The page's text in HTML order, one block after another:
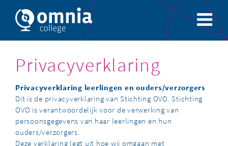
Privacyverklaring
Privacyverklaring leerlingen en ouders/verzorgers
Dit is de privacyverklaring van Stichting OVO. Stichting
OVO is verantwoordelijk voor de verwerking van
persoonsgegevens van haar leerlingen en hun
ouders/verzorgers.
Deze verklaring legt uit hoe wij omgaan met